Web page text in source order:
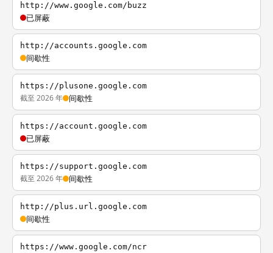
http://www.google.com/buzz
已屏蔽
http://accounts.google.com
间歇性
https://plusone.google.com
截至 2026 年 间歇性
https://account.google.com
已屏蔽
https://support.google.com
截至 2026 年 间歇性
http://plus.url.google.com
间歇性
https://www.google.com/ncr